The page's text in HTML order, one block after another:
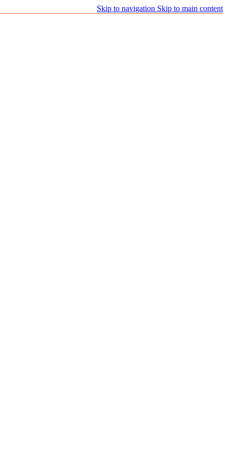
Skip to navigation Skip to main content